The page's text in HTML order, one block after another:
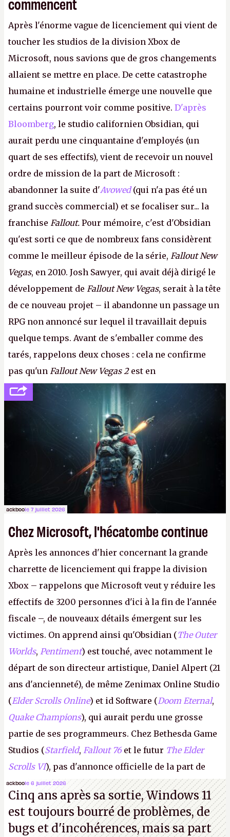
Après l'énorme vague de licenciement qui vient de
toucher les studios de la division Xbox de
Microsoft, nous savions que de gros changements
allaient se mettre en place. De cette catastrophe
humaine et industrielle émerge une nouvelle que
certains pourront voir comme positive. D'après
Bloomberg, le studio californien Obsidian, qui
aurait perdu une cinquantaine d'employés (un
quart de ses effectifs), vient de recevoir un nouvel
ordre de mission de la part de Microsoft :
abandonner la suite d'Avowed(qui n'a pas été un
grand succès commercial) et se focaliser sur... la
franchise Fallout. Pour mémoire, c'est d'Obsidian
qu'est sorti ce que de nombreux fans considèrent
comme le meilleur épisode de la série, Fallout New
Vegas, en 2010. Josh Sawyer, qui avait déjà dirigé le
développement de Fallout New Vegas, serait à la tête
de ce nouveau projet – il abandonne un passage un
RPG non annoncé sur lequel il travaillait depuis
quelque temps. Avant de s'emballer comme des
tarés, rappelons deux choses : cela ne confirme
pas qu'un Fallout New Vegas 2est en
développement (pour ce que l'on sait, ils bossent
peut-être sur
Fallout Football ou
Fallout vs. Les
Lapins Crétins) et l'Obsidian d'aujourd'hui n'est plus
le même studio qu'il y a 15 ans. Mais bon, OK, on
peut commencer à fantasmer.A.
ackboole 7 juillet 2026
Chez Microsoft, l'hécatombe continue
Après les annonces d'hier concernant la grande
charrette de licenciement qui frappe la division
Xbox – rappelons que Microsoft veut y réduire les
effectifs de 3200 personnes d'ici à la fin de l'année
fiscale –, de nouveaux détails émergent sur les
victimes. On apprend ainsi qu'Obsidian (The Outer
Worlds, Pentiment) est touché, avec notamment le
départ de son directeur artistique, Daniel Alpert (21
ans d'ancienneté), de même Zenimax Online Studio
(Elder Scrolls Online) et id Software (Doom Eternal,
Quake Champions), qui aurait perdu une grosse
partie de ses programmeurs. Chez Bethesda Game
Studios (Starfield, Fallout 76 et le futur The Elder
Scrolls VI), pas d'annonce officielle de la part de
Microsoft, mais le syndicat des employés confirme
de nombreux licenciements.A.
ackboole 6 juillet 2026
Cinq ans après sa sortie, Windows 11
est toujours bourré de problèmes, de
bugs et d'incohérences, mais sa part